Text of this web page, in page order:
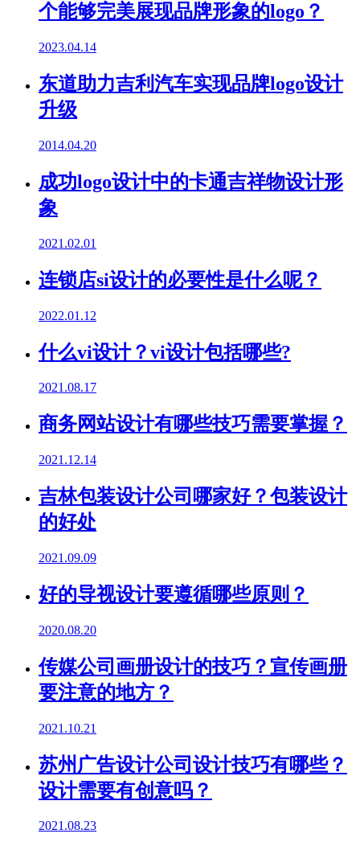
个能够完美展现品牌形象的logo？
2023.04.14
东道助力吉利汽车实现品牌logo设计
升级
2014.04.20
成功logo设计中的卡通吉祥物设计形
象
2021.02.01
连锁店si设计的必要性是什么呢？
2022.01.12
什么vi设计？vi设计包括哪些?
2021.08.17
商务网站设计有哪些技巧需要掌握？
2021.12.14
吉林包装设计公司哪家好？包装设计
的好处
2021.09.09
好的导视设计要遵循哪些原则？
2020.08.20
传媒公司画册设计的技巧？宣传画册
要注意的地方？
2021.10.21
苏州广告设计公司设计技巧有哪些？
设计需要有创意吗？
2021.08.23